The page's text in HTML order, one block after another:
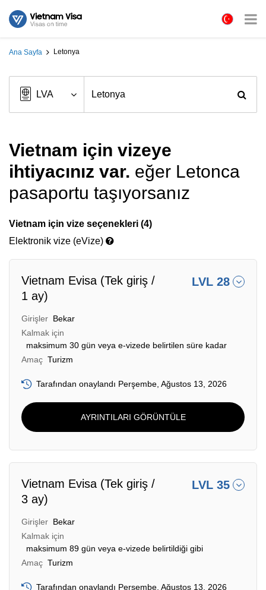
Ana Sayfa Letonya
Vietnam için vizeye
ihtiyacınız var. eğer Letonca
pasaportu taşıyorsanız
Vietnam için vize seçenekleri (4)
Elektronik vize (eVize)
Vietnam Evisa (Tek giriş /
1 ay)
LVL 28
Girişler Bekar
Kalmak için
maksimum 30 gün veya e-vizede belirtilen süre kadar
Amaç Turizm
Tarafından onaylandı Perşembe, Ağustos 13, 2026
AYRINTILARI GÖRÜNTÜLE
Vietnam Evisa (Tek giriş /
3 ay)
LVL 35
Girişler Bekar
Kalmak için
maksimum 89 gün veya e-vizede belirtildiği gibi
Amaç Turizm
Tarafından onaylandı Perşembe, Ağustos 13, 2026